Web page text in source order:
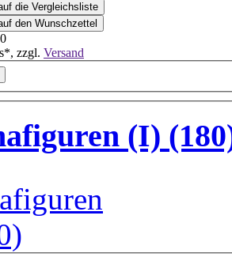
die Vergleichsliste
den Wunschzettel
zzgl. Versand
(I)